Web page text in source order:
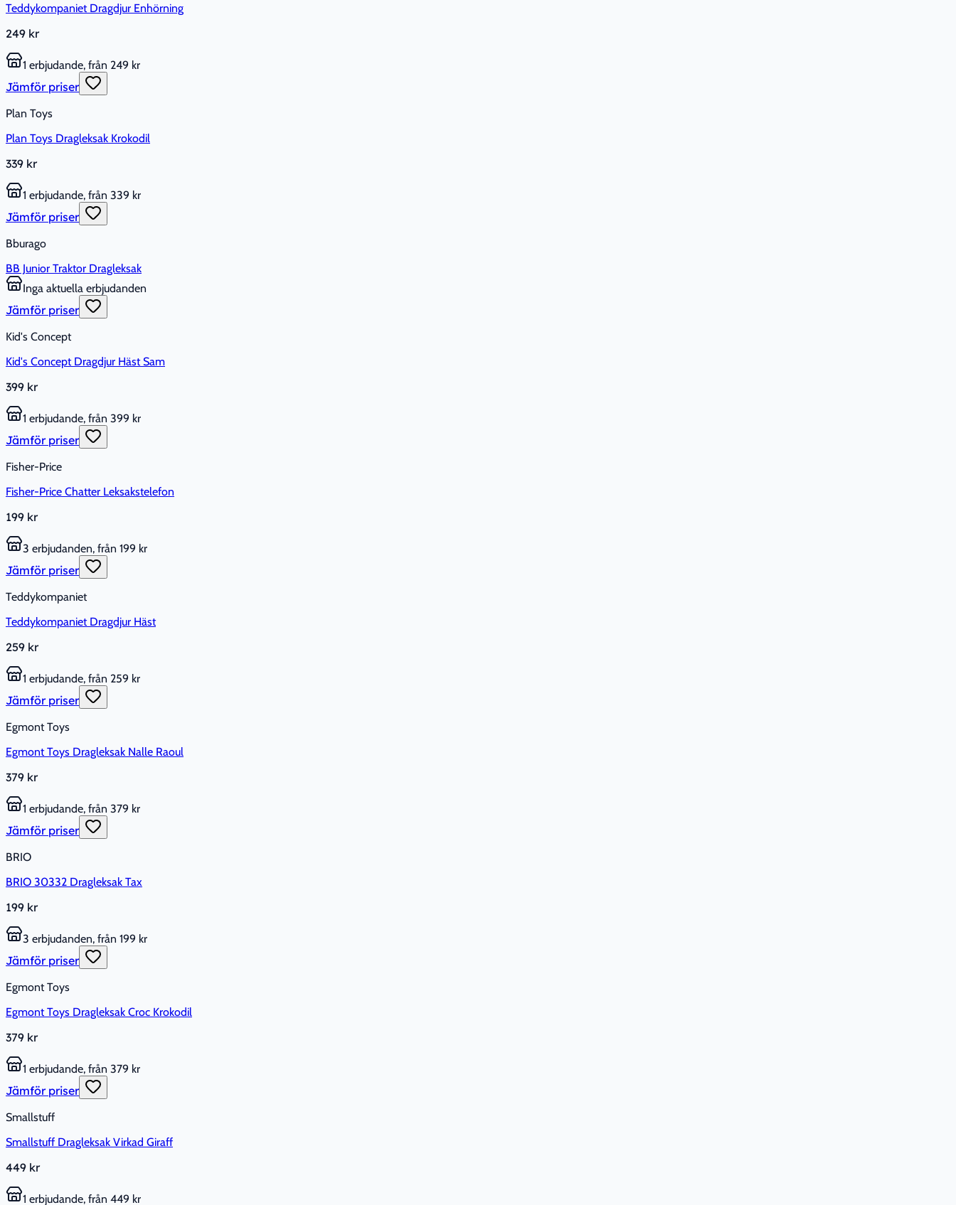
Teddykompaniet Dragdjur Enhörning
249 kr
1 erbjudande, från 249 kr
Jämför priser
Plan Toys
Plan Toys Dragleksak Krokodil
339 kr
1 erbjudande, från 339 kr
Jämför priser
Bburago
BB Junior Traktor Dragleksak
Inga aktuella erbjudanden
Jämför priser
Kid's Concept
Kid's Concept Dragdjur Häst Sam
399 kr
1 erbjudande, från 399 kr
Jämför priser
Fisher-Price
Fisher-Price Chatter Leksakstelefon
199 kr
3 erbjudanden, från 199 kr
Jämför priser
Teddykompaniet
Teddykompaniet Dragdjur Häst
259 kr
1 erbjudande, från 259 kr
Jämför priser
Egmont Toys
Egmont Toys Dragleksak Nalle Raoul
379 kr
1 erbjudande, från 379 kr
Jämför priser
BRIO
BRIO 30332 Dragleksak Tax
199 kr
3 erbjudanden, från 199 kr
Jämför priser
Egmont Toys
Egmont Toys Dragleksak Croc Krokodil
379 kr
1 erbjudande, från 379 kr
Jämför priser
Smallstuff
Smallstuff Dragleksak Virkad Giraff
449 kr
1 erbjudande, från 449 kr